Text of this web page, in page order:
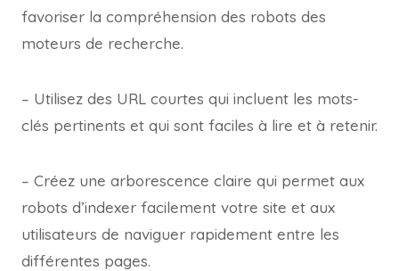
favoriser la compréhension des robots des
moteurs de recherche.
– Utilisez des URL courtes qui incluent les mots-
clés pertinents et qui sont faciles à lire et à retenir.
– Créez une arborescence claire qui permet aux
robots d’indexer facilement votre site et aux
utilisateurs de naviguer rapidement entre les
différentes pages.